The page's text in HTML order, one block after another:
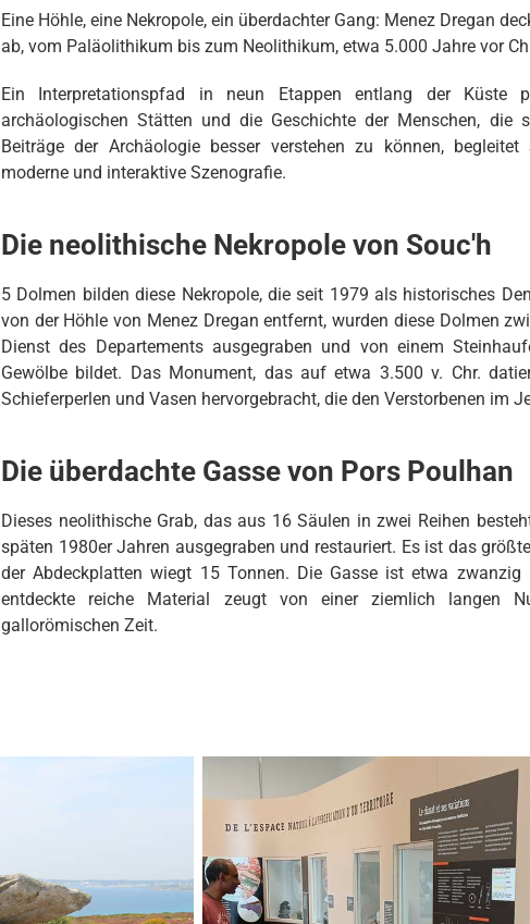
Eine Höhle, eine Nekropole, ein überdachter Gang: Menez Dregan
ab, vom Paläolithikum bis zum Neolithikum, etwa 5.000 Jahre vor
Ein Interpretationspfad in neun Etappen entlang der Küste
archäologischen Stätten und die Geschichte der Menschen,
Beiträge der Archäologie besser verstehen zu können,
moderne und interaktive Szenografie.
Die neolithische Nekropole von Souc'h
5 Dolmen bilden diese Nekropole, die seit 1979 als historisches
von der Höhle von Menez Dregan entfernt, wurden diese Dolmen
Dienst des Departements ausgegraben und von einem
Gewölbe bildet. Das Monument, das auf etwa 3.500 v. Chr.
Schieferperlen und Vasen hervorgebracht, die den Verstorbenen im
Die überdachte Gasse von Pors Poulhan
Dieses neolithische Grab, das aus 16 Säulen in zwei Reihen
späten 1980er Jahren ausgegraben und restauriert. Es ist das
der Abdeckplatten wiegt 15 Tonnen. Die Gasse ist etwa
entdeckte reiche Material zeugt von einer ziemlich langen
gallorömischen Zeit.